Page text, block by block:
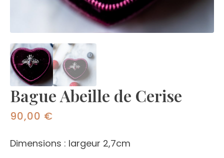
Bague Abeille de Cerise
90,00 €
Dimensions : largeur 2,7cm